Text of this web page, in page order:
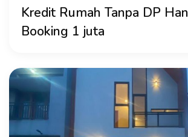
Kredit Rumah Tanpa DP
Booking 1 juta